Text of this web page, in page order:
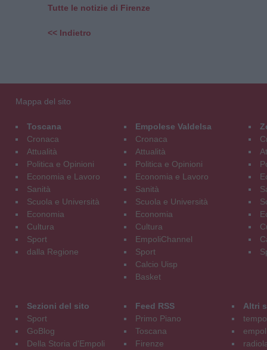
Tutte le notizie di Firenze
<< Indietro
Mappa del sito
Toscana
Cronaca
Attualità
Politica e Opinioni
Economia e Lavoro
Sanità
Scuola e Università
Economia
Cultura
Sport
dalla Regione
Empolese Valdelsa
Cronaca
Attualità
Politica e Opinioni
Economia e Lavoro
Sanità
Scuola e Università
Economia
Cultura
EmpoliChannel
Sport
Calcio Uisp
Basket
Sezioni del sito
Sport
GoBlog
Della Storia d'Empoli
Feed RSS
Primo Piano
Toscana
Firenze
Altri